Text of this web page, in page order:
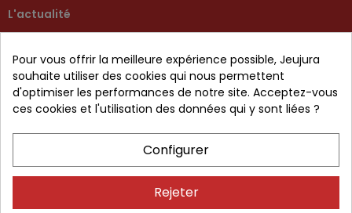
L'actualité
Contactez-nous
Retour produit
Mentions légales
Pour vous offrir la meilleure expérience possible, Jeujura
souhaite utiliser des cookies qui nous permettent
d'optimiser les performances de notre site. Acceptez-vous
ces cookies et l'utilisation des données qui y sont liées ?
Configurer
Rejeter